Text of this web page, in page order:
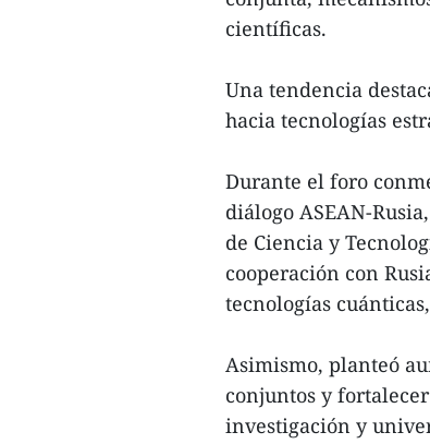
científicas.
Una tendencia
hacia tecnologías
Durante el foro
diálogo ASEAN-
de Ciencia y
cooperación con
tecnologías
Asimismo, planteó
conjuntos y
investigación y